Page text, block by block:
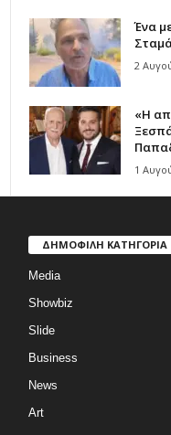
Ένα
2
«Η
1
ΔΗΜΟΦΙΛΗ ΚΑΤΗΓΟΡΙΑ
Media
Showbiz
Slide
Business
News
Art